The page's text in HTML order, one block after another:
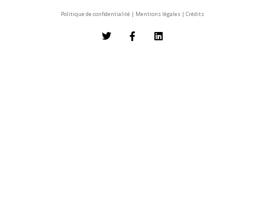
Politique de confidentialité | Mentions légales | Crédits